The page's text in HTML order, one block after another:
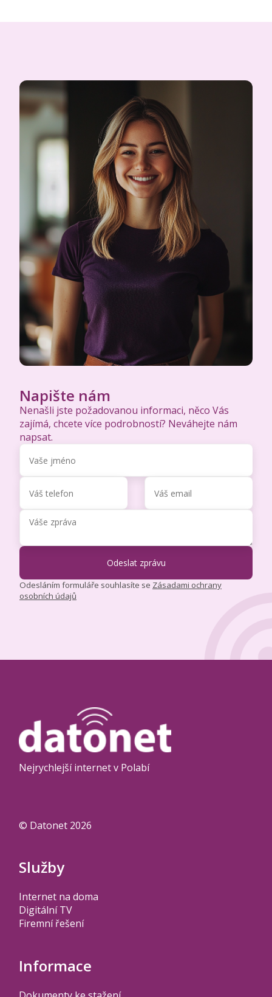
Napište nám
Nenašli jste požadovanou informaci, něco Vás
zajímá, chcete více podrobností? Neváhejte nám
napsat.
Odesláním formuláře souhlasíte se Zásadami ochrany
osobních údajů
Nejrychlejší internet v Polabí
© Datonet 2026
Služby
Internet na doma
Digitální TV
Firemní řešení
Informace